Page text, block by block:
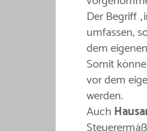
Der Begriff
umfassen,
dem
Somit
vor dem
werden.
Auch